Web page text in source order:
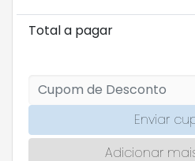
Total a pagar
Enviar
Adicionar